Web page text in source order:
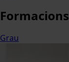
Formacions
Grau